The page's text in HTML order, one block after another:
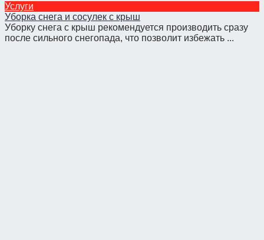
Услуги
Уборка снега и сосулек с крыш
Уборку снега с крыш рекомендуется производить сразу
после сильного снегопада, что позволит избежать ...